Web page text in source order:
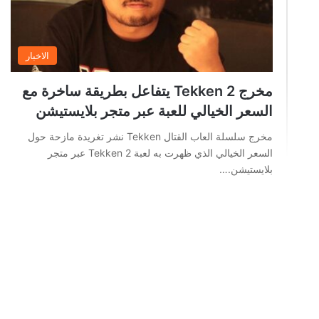
الاخبار
مخرج Tekken 2 يتفاعل بطريقة ساخرة مع
السعر الخيالي للعبة عبر متجر بلايستيشن
مخرج سلسلة العاب القتال Tekken نشر تغريدة مازحة حول
السعر الخيالي الذي ظهرت به لعبة Tekken 2 عبر متجر
بلايستيشن.…